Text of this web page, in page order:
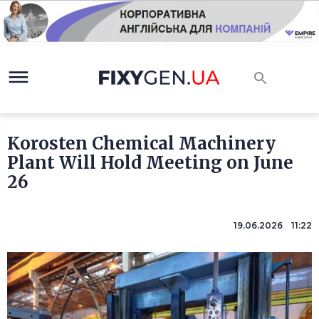
Korosten Chemical Machinery
Plant Will Hold Meeting on June
26
19.06.2026 11:22